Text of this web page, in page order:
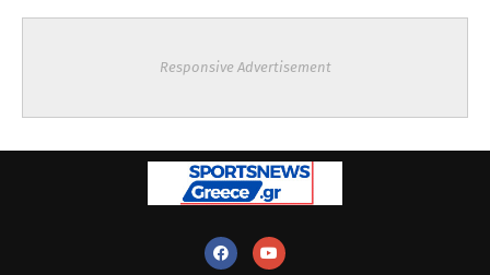
Responsive Advertisement